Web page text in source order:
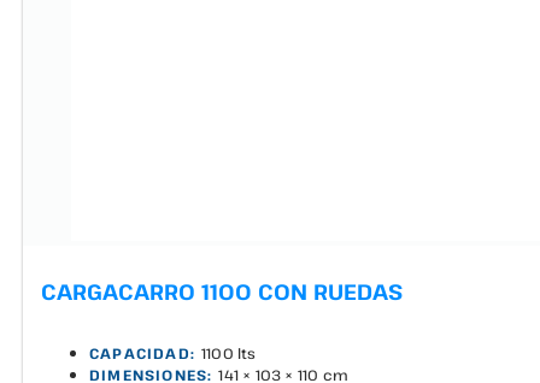
CARGACARRO 1100 CON RUEDAS
CAPACIDAD: 1100 lts
DIMENSIONES: 141 × 103 × 110 cm